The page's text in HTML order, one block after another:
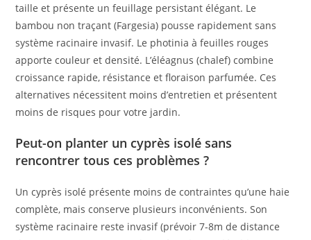
taille et présente un feuillage persistant élégant. Le
bambou non traçant (Fargesia) pousse rapidement sans
système racinaire invasif. Le photinia à feuilles rouges
apporte couleur et densité. L’éléagnus (chalef) combine
croissance rapide, résistance et floraison parfumée. Ces
alternatives nécessitent moins d’entretien et présentent
moins de risques pour votre jardin.
Peut-on planter un cyprès isolé sans
rencontrer tous ces problèmes ?
Un cyprès isolé présente moins de contraintes qu’une haie
complète, mais conserve plusieurs inconvénients. Son
système racinaire reste invasif (prévoir 7-8m de distance